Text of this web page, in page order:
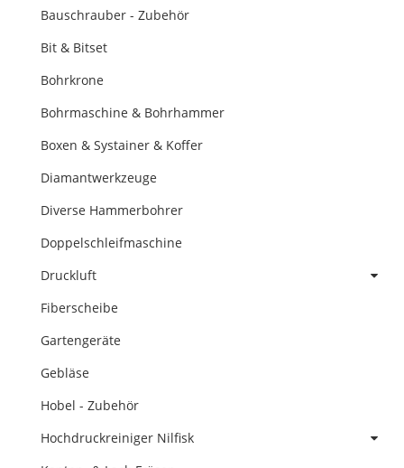
Bauschrauber - Zubehör
Bit & Bitset
Bohrkrone
Bohrmaschine & Bohrhammer
Boxen & Systainer & Koffer
Diamantwerkzeuge
Diverse Hammerbohrer
Doppelschleifmaschine
Druckluft
Fiberscheibe
Gartengeräte
Gebläse
Hobel - Zubehör
Hochdruckreiniger Nilfisk